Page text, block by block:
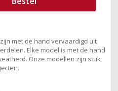
met de hand vervaardigd uit
Elke model is met de hand
Onze modellen zijn stuk